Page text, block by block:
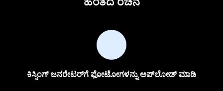
ಕಿಸ್ಸಿಂಗ್ ಜನರೇಟರ್‌ಗೆ ಫೋಟೋಗಳನ್ನು ಅಪ್‌ಲೋಡ್ ಮಾಡಿ